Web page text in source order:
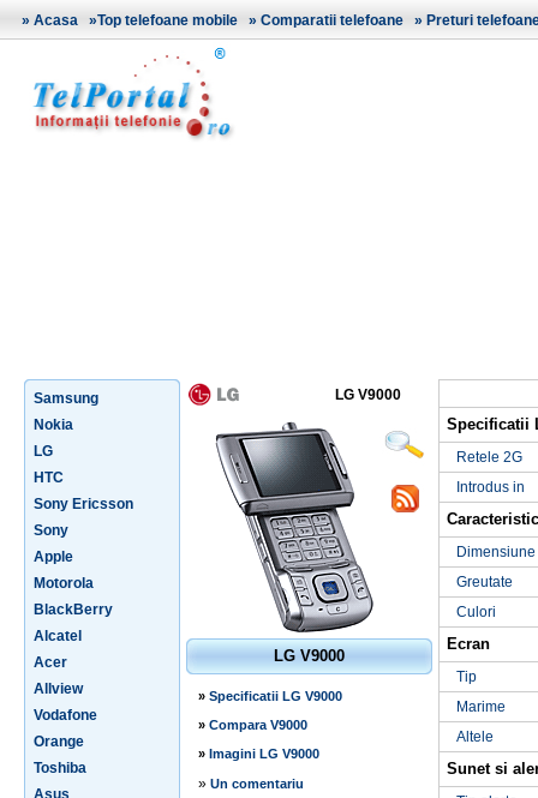
» Acasa »Top telefoane mobile » Comparatii telefoane » Preturi
Samsung
Nokia
LG
HTC
Sony Ericsson
Sony
Apple
Motorola
BlackBerry
Alcatel
Acer
Allview
Vodafone
Orange
Toshiba
Asus
LG V9000
LG V9000
» Specificatii LG V9000
» Compara V9000
» Imagini LG V9000
» Un comentariu
Specificatii
Retele 2G
Introdus in
Dimensiune
Greutate
Culori
Ecran
Tip
Marime
Altele
Sunet si